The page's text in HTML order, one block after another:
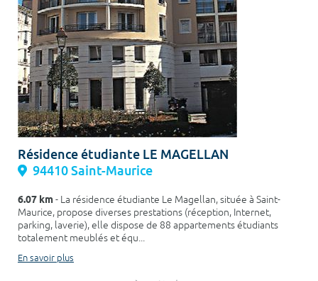
Résidence étudiante LE MAGELLAN
94410 Saint-Maurice
6.07 km- La résidence étudiante Le Magellan, située à Saint-
Maurice, propose diverses prestations (réception, Internet,
parking, laverie), elle dispose de 88 appartements étudiants
totalement meublés et équ...
En savoir plus